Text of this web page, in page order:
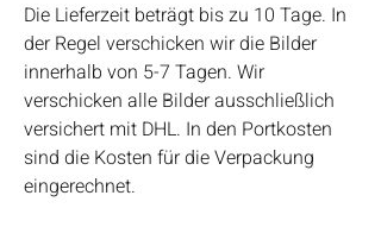
Die Lieferzeit beträgt bis zu 10 Tage. In
der Regel verschicken wir die Bilder
innerhalb von 5-7 Tagen. Wir
verschicken alle Bilder ausschließlich
versichert mit DHL. In den Portkosten
sind die Kosten für die Verpackung
eingerechnet.